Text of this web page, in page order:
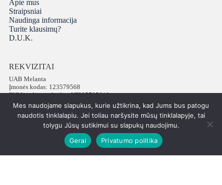
Apie mus
Straipsniai
Naudinga informacija
Turite klausimų?
D.U.K.
REKVIZITAI
UAB Melanta
Įmonės kodas: 123579568
PVM mokėtojo kodas: LT235795610
Adresas: Vokiečių g. 16, LT-01130 Vilnius
Telefonas: +37065672540
Visos teisės saugomos © 2026 PatiPati
Mes naudojame slapukus, kurie užtikrina, kad Jums bus patogu
naudotis tinklalapiu. Jei toliau naršysite mūsų tinklalapyje, tai
tolygu Jūsų sutikimui su slapukų naudojimu.
Gerai
Privatumo politika